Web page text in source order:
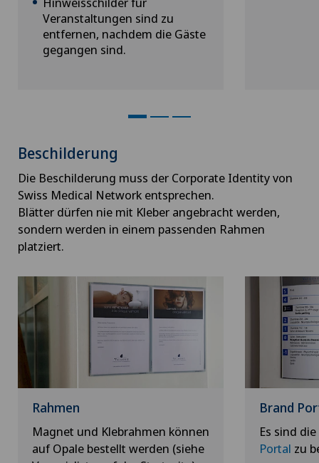
Veranstaltungen sind zu
entfernen, nachdem die Gäste
gegangen sind.
Beschilderung
Die Beschilderung muss der Corporate Identity von
Swiss Medical Network entsprechen.
Blätter dürfen nie mit Kleber angebracht werden,
sondern werden in einem passenden Rahmen
platziert.
Rahmen
Magnet und Klebrahmen können
auf Opale bestellt werden (siehe
Brand
Es sind
Portal zu